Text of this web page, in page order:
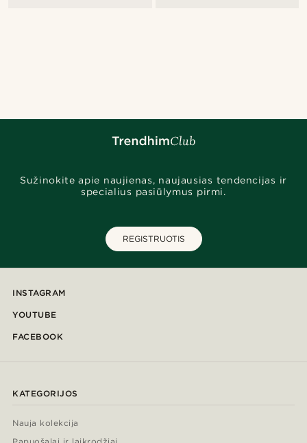
Sužinokite apie naujienas, naujausias tendencijas ir
specialius pasiūlymus pirmi.
REGISTRUOTIS
INSTAGRAM
YOUTUBE
FACEBOOK
KATEGORIJOS
Nauja kolekcija